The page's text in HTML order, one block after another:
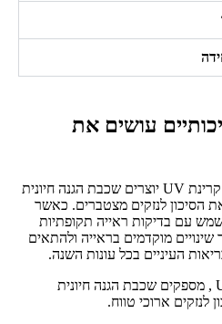
עושים את
משקפי שמש עם סינון מלא של קרינת UV יוצרים שכבת הגנה חיונית
הסיכון לנזקים מצטברים. כאשר
עם בדיקות ראייה תקופתיות
מוקדמים בראייה ולהתאים
העיניים בכל עונות השנה.
הם מבצעים סינון של קרינת UV , מספקים שכבת הגנה חיונית
לנזקים ארוכי טווח.